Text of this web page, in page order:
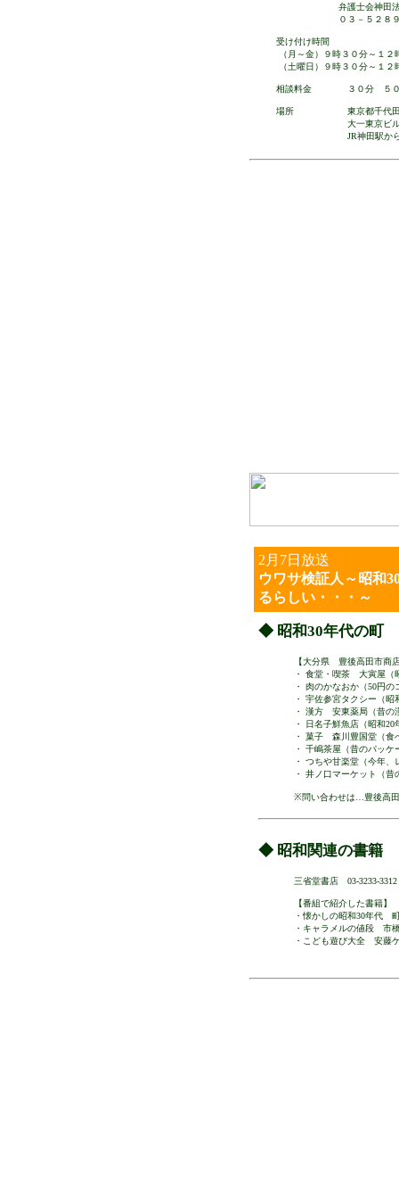
弁護士会神田法律相
０３－５２８９－８
受け付け時間
（月～金）９時３０分～１２
（土曜日）９時３０分～１２
相談料金 ３０分 ５００
場所 東京都千代田区神
大一東京ビル
JR神田駅から徒歩４分
2月7日放送
ウワサ検証人～昭和
るらしい・・・～
◆ 昭和30年代の町
【大分県 豊後高田市商
・ 食堂・喫茶 大寅屋（
・ 肉のかなおか（50円
・ 宇佐参宮タクシー（
・ 漢方 安東薬局（昔の
・ 日名子鮮魚店（昭和
・ 菓子 森川豊国堂（食
・ 千嶋茶屋（昔のパッ
・ つちや甘楽堂（今年
・ 井ノ口マーケット（
※問い合わせは…豊後高
◆ 昭和関連の書籍
三省堂書店 03-3233-3312
【番組で紹介した書籍】
・懐かしの昭和30年代
・キャラメルの値段 市
・こども遊び大全 安藤